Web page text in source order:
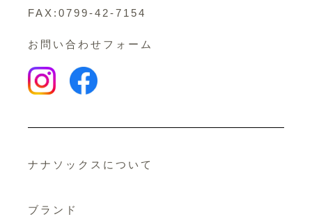
FAX:0799-42-7154
お問い合わせフォーム
ナナソックスについて
ブランド